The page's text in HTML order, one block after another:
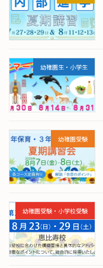
幼稚園生・小学生
幼稚園受験
幼稚園受験・小学校受験